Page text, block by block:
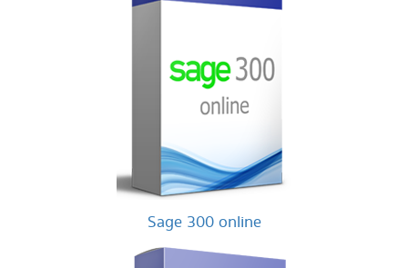
Sage 300 online